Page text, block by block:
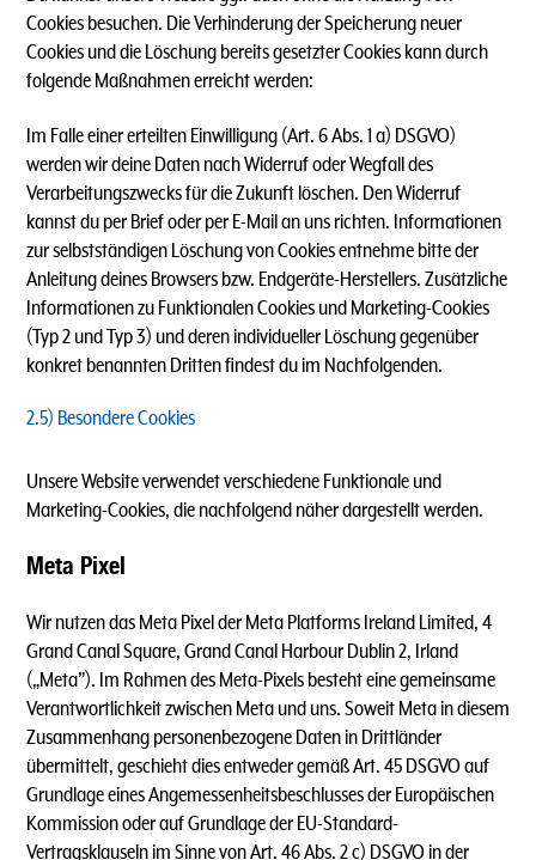
Cookies besuchen. Die Verhinderung der Speicherung neuer
Cookies und die Löschung bereits gesetzter Cookies kann durch
folgende Maßnahmen erreicht werden:
Im Falle einer erteilten Einwilligung (Art. 6 Abs. 1 a) DSGVO)
werden wir deine Daten nach Widerruf oder Wegfall des
Verarbeitungszwecks für die Zukunft löschen. Den Widerruf
kannst du per Brief oder per E-Mail an uns richten. Informationen
zur selbstständigen Löschung von Cookies entnehme bitte der
Anleitung deines Browsers bzw. Endgeräte-Herstellers. Zusätzliche
Informationen zu Funktionalen Cookies und Marketing-Cookies
(Typ 2 und Typ 3) und deren individueller Löschung gegenüber
konkret benannten Dritten findest du im Nachfolgenden.
2.5) Besondere Cookies
Unsere Website verwendet verschiedene Funktionale und
Marketing-Cookies, die nachfolgend näher dargestellt werden.
Meta Pixel
Wir nutzen das Meta Pixel der Meta Platforms Ireland Limited, 4
Grand Canal Square, Grand Canal Harbour Dublin 2, Irland
(„Meta”). Im Rahmen des Meta-Pixels besteht eine gemeinsame
Verantwortlichkeit zwischen Meta und uns. Soweit Meta in diesem
Zusammenhang personenbezogene Daten in Drittländer
übermittelt, geschieht dies entweder gemäß Art. 45 DSGVO auf
Grundlage eines Angemessenheitsbeschlusses der Europäischen
Kommission oder auf Grundlage der EU-Standard-
Vertragsklauseln im Sinne von Art. 46 Abs. 2 c) DSGVO in der